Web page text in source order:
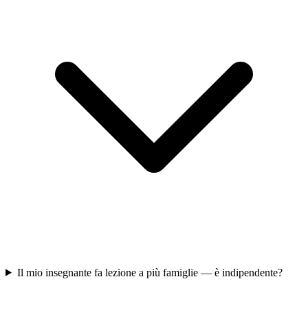
Il mio insegnante fa lezione a più famiglie — è indipendente?